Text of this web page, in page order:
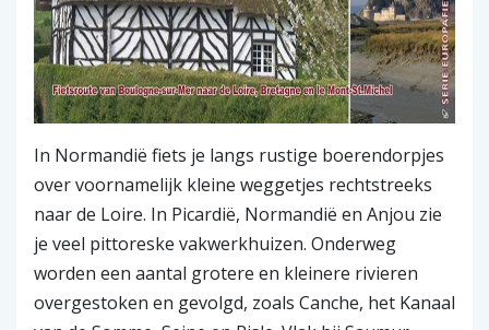
In Normandië fiets je langs rustige boerendorpjes
over voornamelijk kleine weggetjes rechtstreeks
naar de Loire. In Picardië, Normandië en Anjou zie
je veel pittoreske vakwerkhuizen. Onderweg
worden een aantal grotere en kleinere rivieren
overgestoken en gevolgd, zoals Canche, het Kanaal